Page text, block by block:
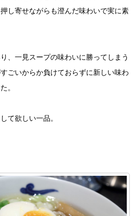
し寄せながらも澄んだ味わいで実に素
、一見スープの味わいに勝ってしまう
ごいからか負けておらずに新しい味わ
。
て欲しい一品。